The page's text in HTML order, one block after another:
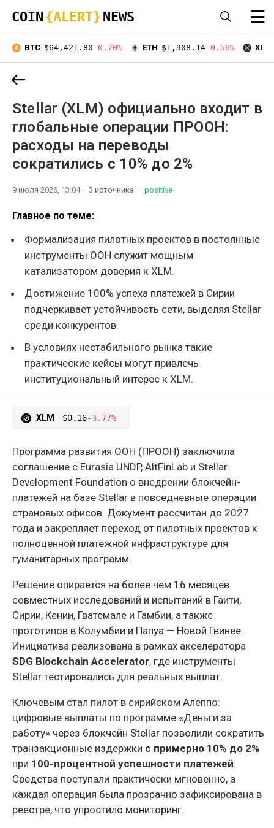
COIN {ALERT} NEWS ☰
BTC $64,421.80 -0.70% ETH $1,908.14-0.56% XRP
Stellar (XLM) официально входит в
глобальные операции ПРООН:
расходы на переводы
сократились с 10% до 2%
9 июля 2026, 13:04 3 источника positive
Главное по теме:
Формализация пилотных проектов в постоянные
инструменты ООН служит мощным
катализатором доверия к XLM.
Достижение 100% успеха платежей в Сирии
подчеркивает устойчивость сети, выделяя Stellar
среди конкурентов.
В условиях нестабильного рынка такие
практические кейсы могут привлечь
институциональный интерес к XLM.
XLM $0.16-3.77%
Программа развития ООН (ПРООН) заключила
соглашение с Eurasia UNDP, AltFinLab и Stellar
Development Foundation о внедрении блокчейн-
платежей на базе Stellar в повседневные операции
страновых офисов. Документ рассчитан до 2027
года и закрепляет переход от пилотных проектов к
полноценной платёжной инфраструктуре для
гуманитарных программ.
Решение опирается на более чем 16 месяцев
совместных исследований и испытаний в Гаити,
Сирии, Кении, Гватемале и Гамбии, а также
прототипов в Колумбии и Папуа — Новой Гвинее.
Инициатива реализована в рамках акселератора
SDG Blockchain Accelerator, где инструменты
Stellar тестировались для реальных выплат.
Ключевым стал пилот в сирийском Алеппо:
цифровые выплаты по программе «Деньги за
работу» через блокчейн Stellar позволили сократить
транзакционные издержки с примерно 10% до 2%
при 100-процентной успешности платежей.
Средства поступали практически мгновенно, а
каждая операция была прозрачно зафиксирована в
реестре, что упростило мониторинг.